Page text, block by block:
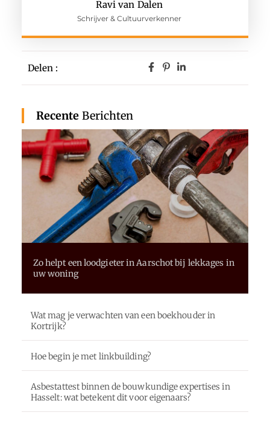
Ravi van Dalen
Schrijver & Cultuurverkenner
Delen :
Recente Berichten
Zo helpt een loodgieter in Aarschot bij lekkages in
uw woning
Wat mag je verwachten van een boekhouder in
Kortrijk?
Hoe begin je met linkbuilding?
Asbestattest binnen de bouwkundige expertises in
Hasselt: wat betekent dit voor eigenaars?